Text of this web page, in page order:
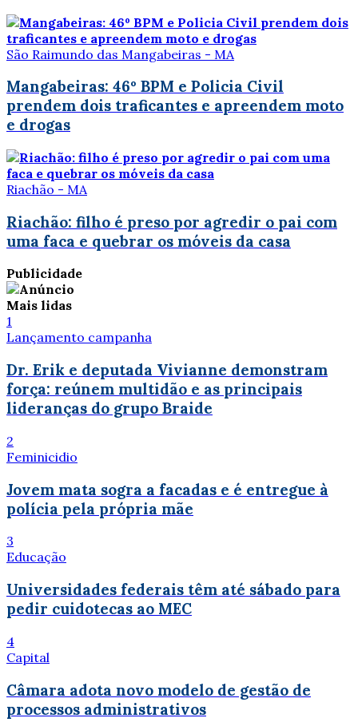
São Raimundo das Mangabeiras - MA
Mangabeiras: 46º BPM e Policia Civil
prendem dois traficantes e apreendem moto
e drogas
Riachão - MA
Riachão: filho é preso por agredir o pai com
uma faca e quebrar os móveis da casa
Publicidade
Mais lidas
1
Lançamento campanha
Dr. Erik e deputada Vivianne demonstram
força: reúnem multidão e as principais
lideranças do grupo Braide
2
Feminicidio
Jovem mata sogra a facadas e é entregue à
polícia pela própria mãe
3
Educação
Universidades federais têm até sábado para
pedir cuidotecas ao MEC
4
Capital
Câmara adota novo modelo de gestão de
processos administrativos